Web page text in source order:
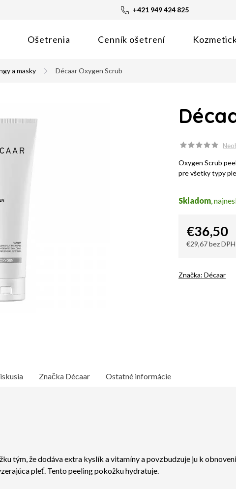
+421 949 424 825
Ošetrenia Cenník ošetrení
a masky Décaar Oxygen Scrub
Oxygen Scrub
pre všetky typy
Skladom
€36,50
€29,67 bez DPH
Značka: Décaar
Značka Décaar Ostatné informácie
tým, že dodáva extra kyslík a vitamíny a povzbudzuje ju k
pleť. Tento peeling pokožku hydratuje.